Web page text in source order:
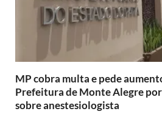
MP cobra multa e pede
Prefeitura de Monte Alegre
sobre anestesiologista